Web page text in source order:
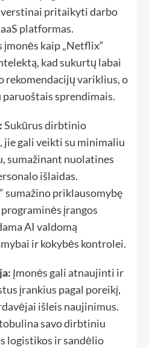
pritaikyti darbo
platformas.
įmonės kaip „Netflix“
kad sukurtų labai
variklius, o
paruoštais sprendimais.
Sukūrus dirbtinio
gali veikti su minimaliu
sumažinant nuolatines
išlaidas.
sumažino priklausomybę
įrangos
AI valdomą
ir kokybės kontrolei.
Įmonės gali atnaujinti ir
įrankius pagal poreikį,
išleis naujinimus.
savo dirbtiniu
logistikos ir sandėlio